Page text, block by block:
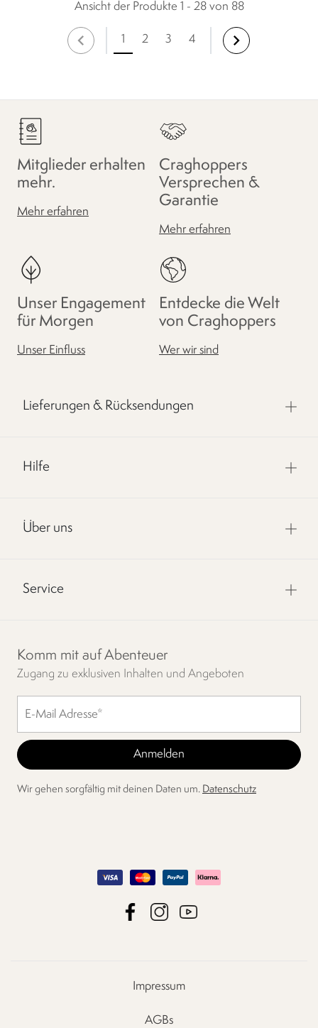
Ansicht der Produkte 1 - 28 von 88
1 2 3 4
Mitglieder erhalten
mehr.
Mehr erfahren
Craghoppers
Versprechen &
Garantie
Mehr erfahren
Unser Engagement
für Morgen
Unser Einfluss
Entdecke die Welt
von Craghoppers
Wer wir sind
Lieferungen & Rücksendungen
Hilfe
Über uns
Service
Komm mit auf Abenteuer
Zugang zu exklusiven Inhalten und Angeboten
Wir gehen sorgfältig mit deinen Daten um. Datenschutz
Impressum
AGBs